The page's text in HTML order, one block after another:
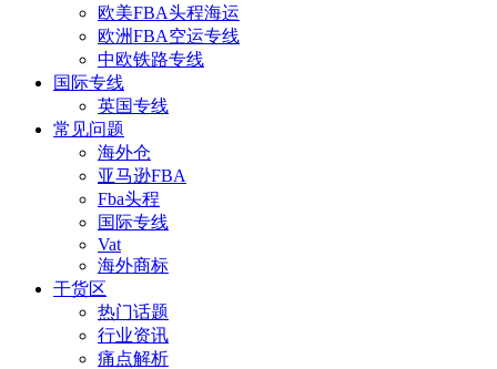
欧美FBA头程海运
欧洲FBA空运专线
中欧铁路专线
国际专线
英国专线
常见问题
海外仓
亚马逊FBA
Fba头程
国际专线
Vat
海外商标
干货区
热门话题
行业资讯
痛点解析